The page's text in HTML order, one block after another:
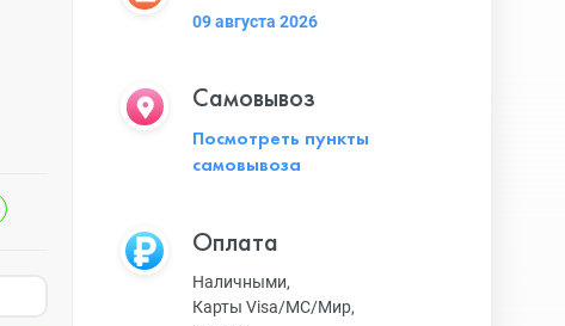
09 августа 2026
Самовывоз
Посмотреть пункты
самовывоза
Оплата
Наличными,
Карты Visa/MC/Мир,